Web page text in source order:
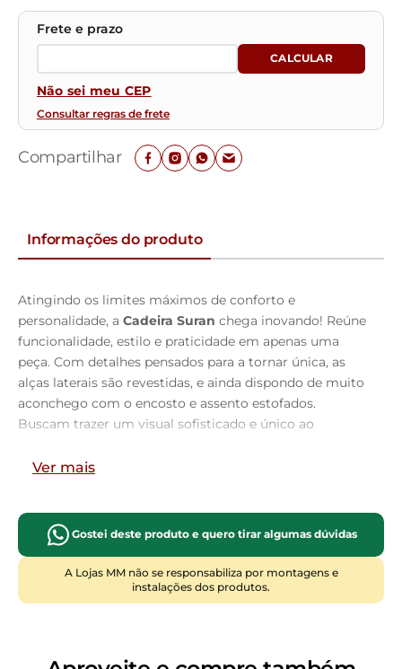
Não sei meu CEP
Consultar regras de frete
Compartilhar
Informações do produto
Atingindo os limites máximos de conforto e
personalidade, a Cadeira Suran chega inovando! Reúne
funcionalidade, estilo e praticidade em apenas uma
peça. Com detalhes pensados para a tornar única, as
alças laterais são revestidas, e ainda dispondo de muito
aconchego com o encosto e assento estofados.
Buscam trazer um visual sofisticado e único ao
qualidade e durabilidade, ela se encaixa em qualquer
uma variedade de espaços como livings, salas de estar
e jantar, recepções, escritórios, e até mesmo quartos.
Seu visual cria uma atmosfera convidativa e de bem-
estar que faz com que os usuários se sintam bem-
Dimensões do produto (L x A x P)
Ver mais
Gostei deste produto e quero tirar algumas dúvidas
A Lojas MM não se responsabiliza por montagens e
instalações dos produtos.